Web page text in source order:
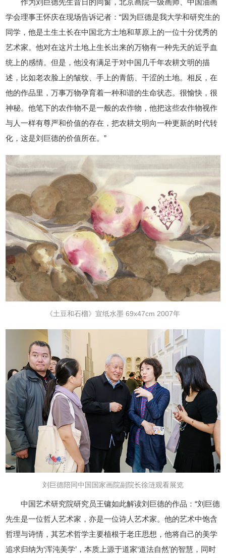
作为刘巨德先生昔日的同窗，北京画院一级画师、中国油画
学会理事王怀庆在现场告诉记者：“因为巨德是我大学和研究生的
同学，他是土生土长在中国北方土地和草原上的一位十分优秀的
艺术家。他对在这片土地上生长出来的万物有一种先天的近乎血
统上的感情。但是，他没有满足于对中国几千年农耕文明的描
述，比如老农脸上的皱纹、手上的青筋、干涩的土地。相反，在
他的作品里，万事万物孕育着一种和谐的生命状态。很愉快，很
神秘。他笔下的农作物不是一般的农作物，他把这些农作物视作
与人一样有尊严和价值的存在，把农耕文明向一种更新的时代转
化，这是刘巨德的价值所在。”
《土豆和石榴》宣纸水墨 69x47cm 2007年
刘巨德陪同中国国家画院副院长徐涟观看展览
中国艺术研究院研究员王镛如此解读刘巨德的作品：“刘巨德
先生是一位哲人艺术家，亦是一位诗人艺术家。他的艺术中饱含
哲理与诗情，其艺术哲学主要植根于老庄思想，他将自己的美学
追求归纳为‘浑沌美学’，本质上源于道家‘道法自然’的智慧，同时